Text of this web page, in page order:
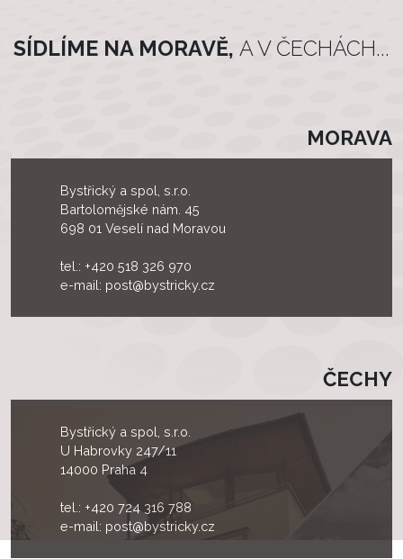
SÍDLÍME NA MORAVĚ, A V ČECHÁCH...
MORAVA
Bystřický a spol, s.r.o.
Bartolomějské nám. 45
698 01 Veselí nad Moravou
tel.: +420 518 326 970
e-mail: post@bystricky.cz
ČECHY
Bystřický a spol, s.r.o.
U Habrovky 247/11
14000 Praha 4
tel.: +420 724 316 788
e-mail: post@bystricky.cz